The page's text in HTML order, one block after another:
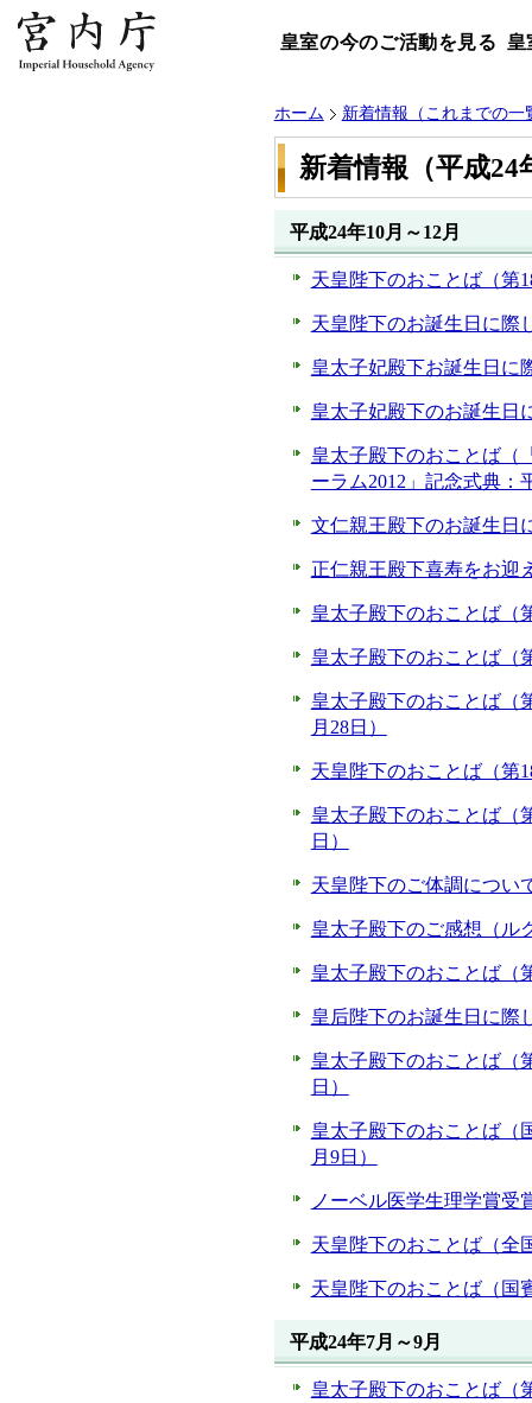
皇室の今のご活動を見る 皇
ホーム 新着情報（これまでの一
新着情報（平成24
平成24年10月～12月
天皇陛下のおことば（第
天皇陛下のお誕生日に際
皇太子妃殿下お誕生日に
皇太子妃殿下のお誕生日
皇太子殿下のおことば（
ーラム2012」記念式典：
文仁親王殿下のお誕生日
正仁親王殿下喜寿をお迎
皇太子殿下のおことば（
皇太子殿下のおことば（
皇太子殿下のおことば（
月28日）
天皇陛下のおことば（第
皇太子殿下のおことば（
日）
天皇陛下のご体調につい
皇太子殿下のご感想（ル
皇太子殿下のおことば（
皇后陛下のお誕生日に際
皇太子殿下のおことば（
日）
皇太子殿下のおことば（
月9日）
ノーベル医学生理学賞受
天皇陛下のおことば（全
天皇陛下のおことば（国
平成24年7月～9月
皇太子殿下のおことば（